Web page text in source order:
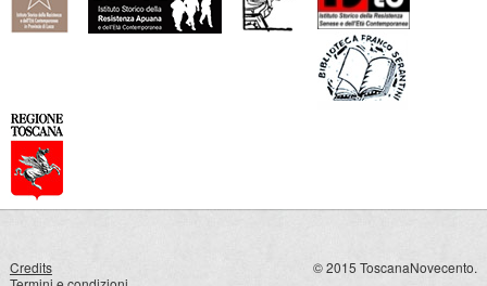
Credits
© 2015 ToscanaNovecento.